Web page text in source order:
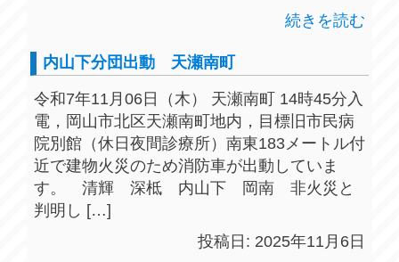
続きを読む
内山下分団出動 天瀬南町
令和7年11月06日（木） 天瀬南町 14時45分入
電，岡山市北区天瀬南町地内，目標旧市民病
院別館（休日夜間診療所）南東183メートル付
近で建物火災のため消防車が出動していま
す。 清輝 深柢 内山下 岡南 非火災と
判明し […]
投稿日: 2025年11月6日